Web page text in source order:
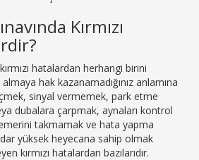
Kırmızı
hatalardan herhangi birini
hak kazanamadığınız anlamına
sinyal vermemek, park etme
dubalara çarpmak, aynaları kontrol
takmamak ve hata yapma
yüksek heyecana sahip olmak
kırmızı hatalardan bazılarıdır.